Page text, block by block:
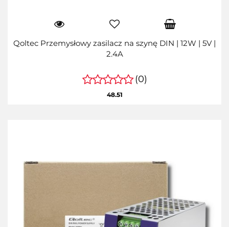
Qoltec Przemysłowy zasilacz na szynę DIN | 12W | 5V |
2.4A
(0)
48.51